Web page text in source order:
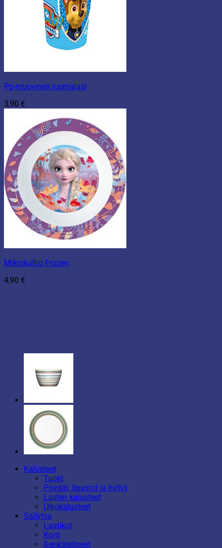
Pp-muovinen juomalasi
3,90 €
Mikrokulho Frozen
4,90 €
Kalusteet
Tuolit
Pöydät, lipastot ja hyllyt
Lasten kalusteet
Ulkokalusteet
Säilytys
Laatikot
Korit
Kenkätelineet